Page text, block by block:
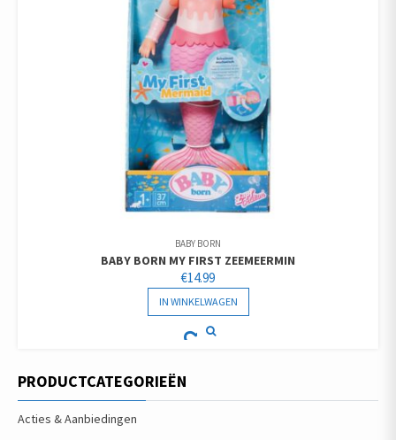
BABY BORN
BABY BORN MY FIRST ZEEMEERMIN
€14.99
IN WINKELWAGEN
PRODUCTCATEGORIEËN
Acties & Aanbiedingen